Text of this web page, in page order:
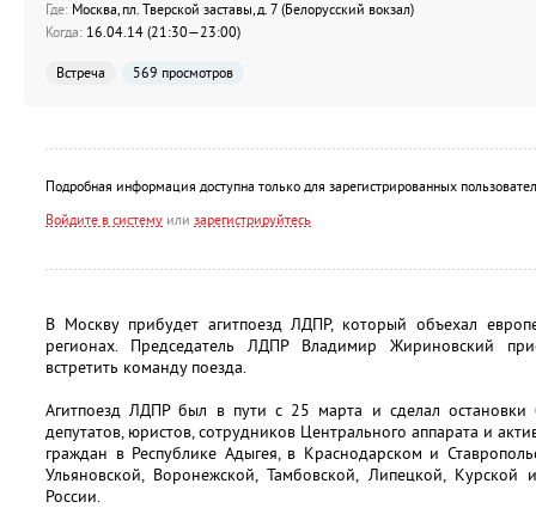
Где: Москва, пл. Тверской заставы, д. 7 (Белорусский вокзал)
Когда: 16.04.14 (21:30—23:00)
Встреча 569 просмотров
Подробная информация доступна только для зарегистрированных
Войдите в систему или зарегистрируйтесь
В Москву прибудет агитпоезд ЛДПР, который объехал
регионах. Председатель ЛДПР Владимир Жириновский
встретить команду поезда.
Агитпоезд ЛДПР был в пути с 25 марта и сделал
депутатов, юристов, сотрудников Центрального аппарата и
граждан в Республике Адыгея, в Краснодарском и
Ульяновской, Воронежской, Тамбовской, Липецкой, Курской
России.